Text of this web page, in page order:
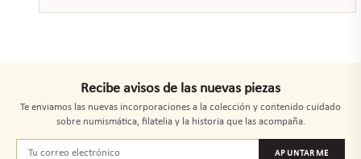
Recibe avisos de las nuevas piezas
Te enviamos las nuevas incorporaciones a la colección y contenido cuidado
sobre numismática, filatelia y la historia que las acompaña.
APUNTARME